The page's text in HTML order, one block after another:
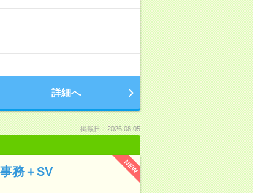
詳細へ
掲載日：2026.08.05
NEW
務＋SV